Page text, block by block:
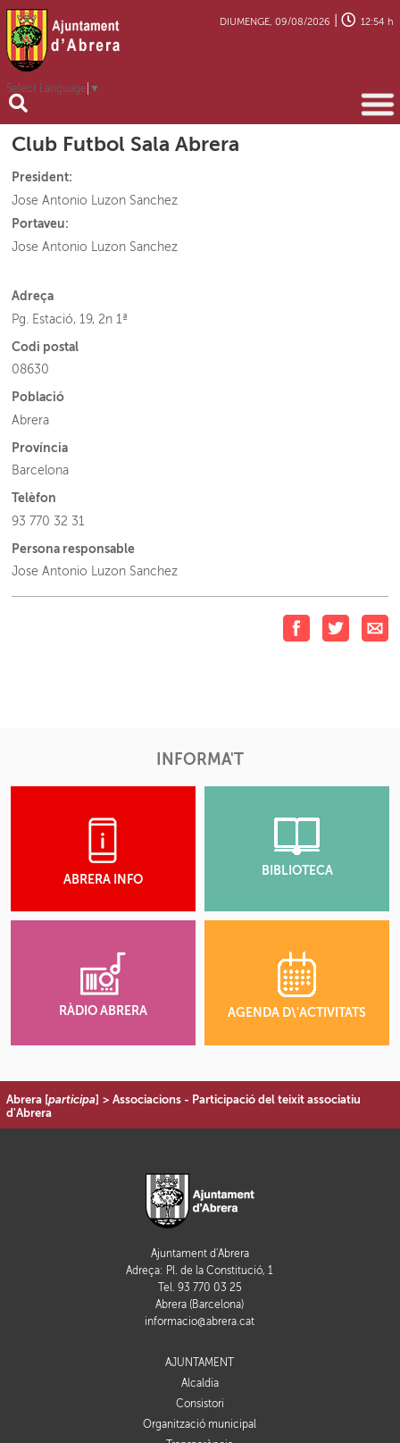
Select Language ▼
DIUMENGE, 09/08/2026 12:54 h
Club Futbol Sala Abrera
President:
Jose Antonio Luzon Sanchez
Portaveu:
Jose Antonio Luzon Sanchez
Adreça
Pg. Estació, 19, 2n 1ª
Codi postal
08630
Població
Abrera
Província
Barcelona
Telèfon
93 770 32 31
Persona responsable
Jose Antonio Luzon Sanchez
INFORMA'T
ABRERA INFO
BIBLIOTECA
RÀDIO ABRERA AGENDA D\'ACTIVITATS
Abrera [participa] > Associacions - Participació del teixit associatiu
d'Abrera
Ajuntament d'Abrera
Adreça: Pl. de la Constitució, 1
Tel. 93 770 03 25
Abrera (Barcelona)
informacio@abrera.cat
AJUNTAMENT
Alcaldia
Consistori
Organització municipal